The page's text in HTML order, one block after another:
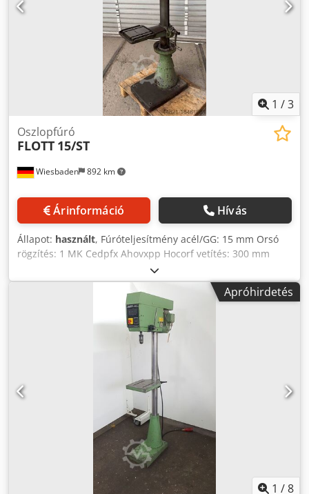
1 /3
Wiesbaden 892 km
Oszlopfúró
FLOTT 15/ST
Árinformáció Hívás
Állapot: használt, Fúróteljesítmény acél/GG: 15 mm Orsó
rögzítés: 1 MK Cedpfx Ahovxpp Hocorf vetítés: 300 mm
Asztal mérete: 210 x 300 mm tolllöket: 110 mm Orsó
fordulatszám: 200 - 3000 ford/perc Meghajtó motor: 380 V,
1,1 kW Helyigény: 850 x 420 x 1860 mm Súly: 220 kgApróhirdetés
1 /8